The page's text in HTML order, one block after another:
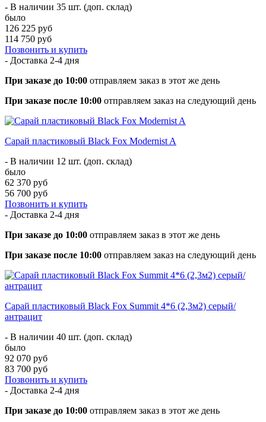
- В наличии 35 шт. (доп. склад)
было
126 225 руб
114 750 руб
Позвонить и купить
- Доставка 2-4 дня
При заказе до 10:00 отправляем заказ в этот же день
При заказе после 10:00 отправляем заказ на следующий день
Сарай пластиковый Black Fox Modernist A
- В наличии 12 шт. (доп. склад)
было
62 370 руб
56 700 руб
Позвонить и купить
- Доставка 2-4 дня
При заказе до 10:00 отправляем заказ в этот же день
При заказе после 10:00 отправляем заказ на следующий день
Сарай пластиковый Black Fox Summit 4*6 (2,3м2) серый/
антрацит
- В наличии 40 шт. (доп. склад)
было
92 070 руб
83 700 руб
Позвонить и купить
- Доставка 2-4 дня
При заказе до 10:00 отправляем заказ в этот же день